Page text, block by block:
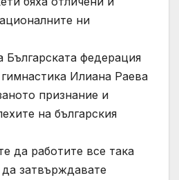
ни
Българската федерация
Илиана Раева
признание и
на българския
да работите все така
затвърждавате